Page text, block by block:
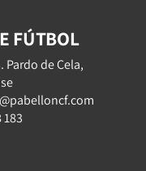
FÚTBOL
Pardo de Cela,